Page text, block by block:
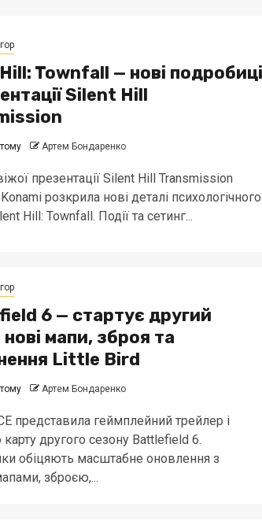
Townfall — нові подробиці
Silent Hill
Артем Бондаренко
презентації Silent Hill Transmission
розкрила нові деталі психологічного
Hill: Townfall. Події та сетинг...
6 — стартує другий
мапи, зброя та
Little Bird
Артем Бондаренко
представила геймплейний трейлер і
другого сезону Battlefield 6.
обіцяють масштабне оновлення з
зброєю,...